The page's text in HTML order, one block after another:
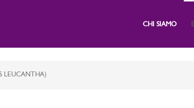
CHI SIAMO
LEUCANTHA)